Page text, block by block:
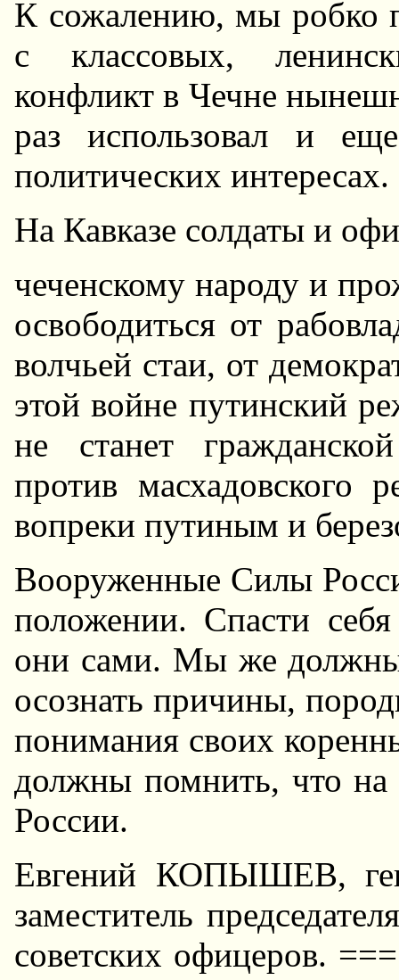
К сожалению, мы робко
с классовых,
конфликт в Чечне
раз использовал и
политических интересах.
Hа Кавказе солдаты и
чеченскому народу и
освободиться от
волчьей стаи, от
этой войне путинский
не станет
против масхадовского
вопреки путиным и
Вооруженные Силы
положении. Спасти
они сами. Мы же должны
осознать причины,
понимания своих
должны помнить, что на
России.
Евгений КОПЫШЕВ,
заместитель
советских офицеров.